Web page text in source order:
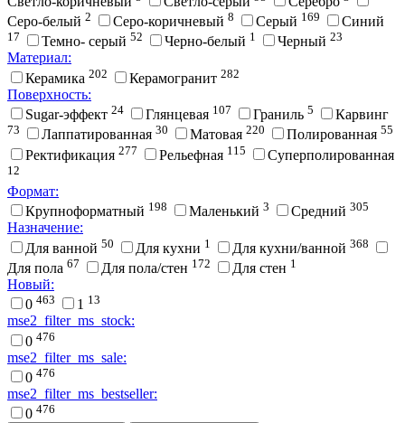
Серо-белый 2 Серо-коричневый 8 Серый 169 Синий
17 Темно- серый 52 Черно-белый 1 Черный 23
Материал:
Керамика 202 Керамогранит 282
Поверхность:
Sugar-эффект 24 Глянцевая 107 Граниль 5 Карвинг
73 Лаппатированная 30 Матовая 220 Полированная 55
Ректификация 277 Рельефная 115 Суперполированная
12
Формат:
Крупноформатный 198 Маленький 3 Средний 305
Назначение:
Для ванной 50 Для кухни 1 Для кухни/ванной 368
Для пола 67 Для пола/стен 172 Для стен 1
Новый:
0 463 1 13
mse2_filter_ms_stock:
0 476
mse2_filter_ms_sale:
0 476
mse2_filter_ms_bestseller:
0 476